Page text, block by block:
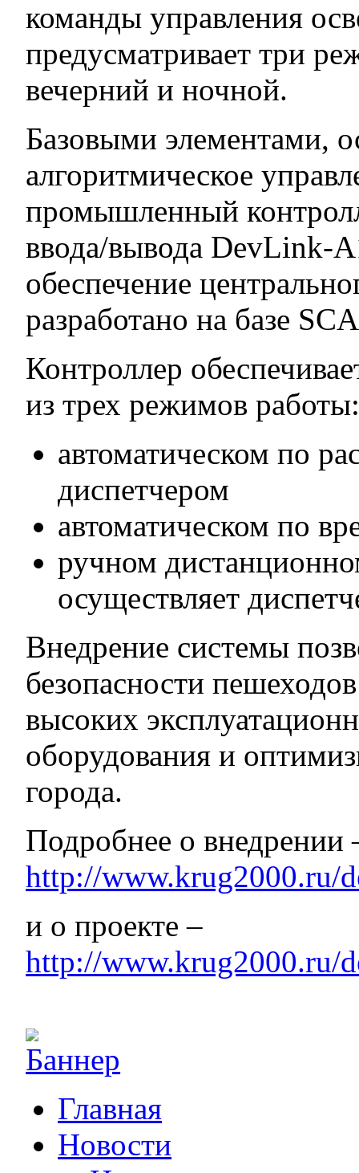
команды управления
предусматривает три
вечерний и ночной.
Базовыми элементами,
алгоритмическое
промышленный
ввода/вывода DevLink-
обеспечение
разработано на базе
Контроллер
из трех режимов
автоматическом по
диспетчером
автоматическом по
ручном
осуществляет
Внедрение системы
безопасности
высоких
оборудования и
города.
Подробнее о внедрении
http://www.krug2000.ru/
и о проекте –
http://www.krug2000.ru/
Главная
Новости